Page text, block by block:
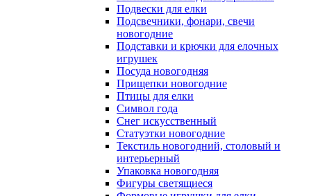
Подвески для елки
Подсвечники, фонари, свечи
новогодние
Подставки и крючки для елочных
игрушек
Посуда новогодняя
Прищепки новогодние
Птицы для елки
Символ года
Снег искусственный
Статуэтки новогодние
Текстиль новогодний, столовый и
интерьерный
Упаковка новогодняя
Фигуры светящиеся